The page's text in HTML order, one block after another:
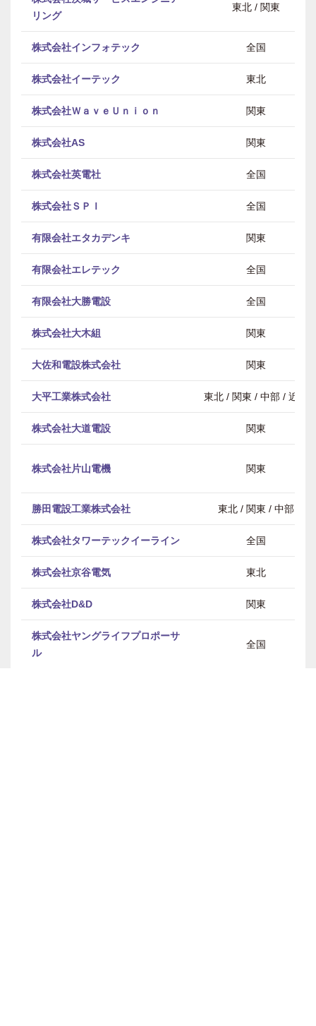
リング
東北 / 関東
株式会社インフォテック 全国
株式会社イーテック 東北
株式会社ＷａｖｅＵｎｉｏｎ 関東
株式会社AS 関東
株式会社英電社 全国
株式会社ＳＰＩ 全国
有限会社エタカデンキ 関東
有限会社エレテック 全国
有限会社大勝電設 全国
株式会社大木組 関東
大佐和電設株式会社 関東
大平工業株式会社 東北 / 関東 / 中部 / 近畿
株式会社大道電設 関東
株式会社片山電機 関東
勝田電設工業株式会社 東北 / 関東 / 中部
株式会社タワーテックイーライン 全国
株式会社京谷電気 東北
株式会社D&D 関東
株式会社ヤングライフプロポーサ
ル
全国